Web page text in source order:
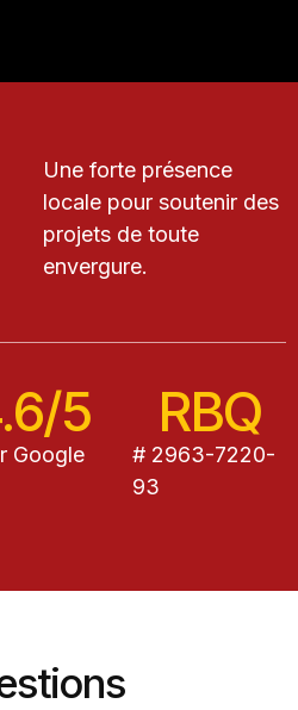
Une forte présence
locale pour soutenir des
projets de toute
envergure.
5
Google
RBQ
# 2963-7220-
93